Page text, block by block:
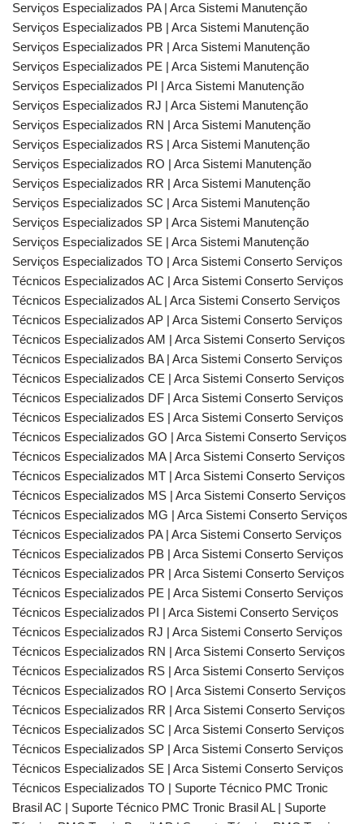
Serviços Especializados PA | Arca Sistemi Manutenção
Serviços Especializados PB | Arca Sistemi Manutenção
Serviços Especializados PR | Arca Sistemi Manutenção
Serviços Especializados PE | Arca Sistemi Manutenção
Serviços Especializados PI | Arca Sistemi Manutenção
Serviços Especializados RJ | Arca Sistemi Manutenção
Serviços Especializados RN | Arca Sistemi Manutenção
Serviços Especializados RS | Arca Sistemi Manutenção
Serviços Especializados RO | Arca Sistemi Manutenção
Serviços Especializados RR | Arca Sistemi Manutenção
Serviços Especializados SC | Arca Sistemi Manutenção
Serviços Especializados SP | Arca Sistemi Manutenção
Serviços Especializados SE | Arca Sistemi Manutenção
Serviços Especializados TO | Arca Sistemi Conserto Serviços
Técnicos Especializados AC | Arca Sistemi Conserto Serviços
Técnicos Especializados AL | Arca Sistemi Conserto Serviços
Técnicos Especializados AP | Arca Sistemi Conserto Serviços
Técnicos Especializados AM | Arca Sistemi Conserto Serviços
Técnicos Especializados BA | Arca Sistemi Conserto Serviços
Técnicos Especializados CE | Arca Sistemi Conserto Serviços
Técnicos Especializados DF | Arca Sistemi Conserto Serviços
Técnicos Especializados ES | Arca Sistemi Conserto Serviços
Técnicos Especializados GO | Arca Sistemi Conserto Serviços
Técnicos Especializados MA | Arca Sistemi Conserto Serviços
Técnicos Especializados MT | Arca Sistemi Conserto Serviços
Técnicos Especializados MS | Arca Sistemi Conserto Serviços
Técnicos Especializados MG | Arca Sistemi Conserto Serviços
Técnicos Especializados PA | Arca Sistemi Conserto Serviços
Técnicos Especializados PB | Arca Sistemi Conserto Serviços
Técnicos Especializados PR | Arca Sistemi Conserto Serviços
Técnicos Especializados PE | Arca Sistemi Conserto Serviços
Técnicos Especializados PI | Arca Sistemi Conserto Serviços
Técnicos Especializados RJ | Arca Sistemi Conserto Serviços
Técnicos Especializados RN | Arca Sistemi Conserto Serviços
Técnicos Especializados RS | Arca Sistemi Conserto Serviços
Técnicos Especializados RO | Arca Sistemi Conserto Serviços
Técnicos Especializados RR | Arca Sistemi Conserto Serviços
Técnicos Especializados SC | Arca Sistemi Conserto Serviços
Técnicos Especializados SP | Arca Sistemi Conserto Serviços
Técnicos Especializados SE | Arca Sistemi Conserto Serviços
Técnicos Especializados TO | Suporte Técnico PMC Tronic
Brasil AC | Suporte Técnico PMC Tronic Brasil AL | Suporte